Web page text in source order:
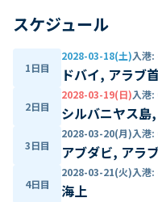
スケジュール
1日目
2028-03-18(土)入港:
ドバイ, アラブ
2日目
2028-03-19(日)入港:
シルバニヤス島
3日目
2028-03-20(月)入港:
アブダビ, アラ
4日目
2028-03-21(火)入港:
海上